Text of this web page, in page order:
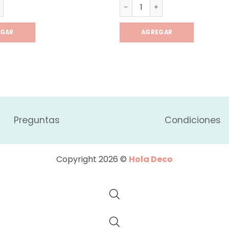
de colores x4 cantidad Mate assa Pastel con
AGREGAR
Preguntas Condiciones
Copyright 2026 © Hola Deco